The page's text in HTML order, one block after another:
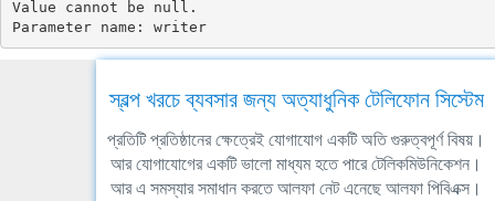
Value cannot be null.
Parameter name: writer
স্বল্প খরচে ব্যবসার জন্য অত্যাধুনিক টেলিফোন সিস্টেম
প্রতিটি প্রতিষ্ঠানের ক্ষেত্রেই যোগাযোগ একটি অতি গুরুত্বপূর্ণ বিষয়।
আর যোগাযোগের একটি ভালো মাধ্যম হতে পারে টেলিকমিউনিকেশন।
আর এ সমস্যার সমাধান করতে আলফা নেট এনেছে আলফা পিবিএক্স।